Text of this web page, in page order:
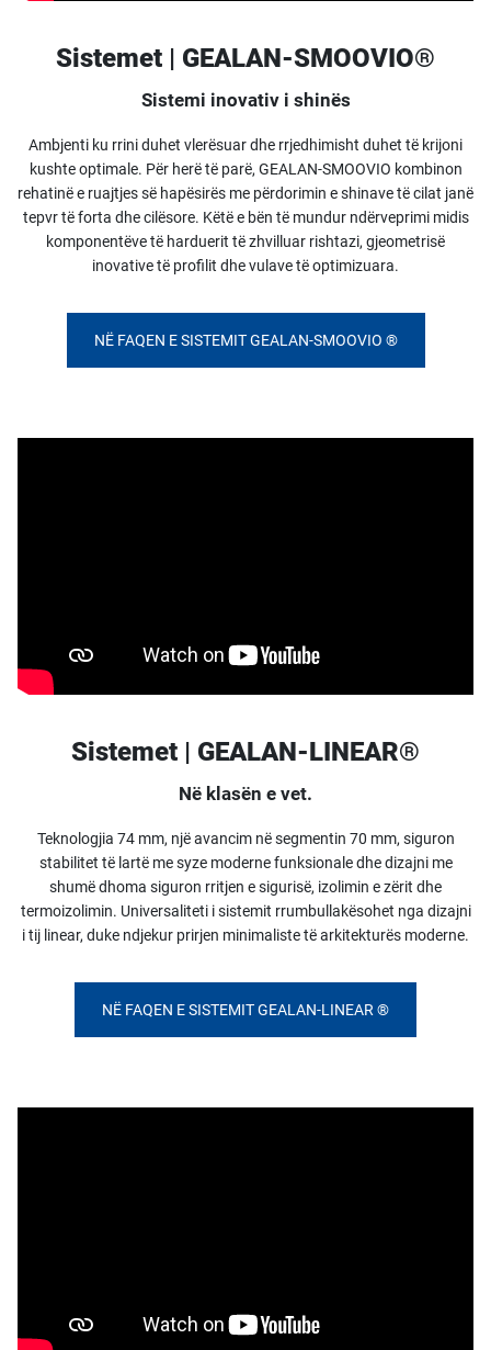
Sistemet | GEALAN-SMOOVIO®
Sistemi inovativ i shinës
Ambjenti ku rrini duhet vlerësuar dhe rrjedhimisht duhet të krijoni
kushte optimale. Për herë të parë, GEALAN-SMOOVIO kombinon
rehatinë e ruajtjes së hapësirës me përdorimin e shinave të cilat janë
tepvr të forta dhe cilësore. Këtë e bën të mundur ndërveprimi midis
komponentëve të harduerit të zhvilluar rishtazi, gjeometrisë
inovative të profilit dhe vulave të optimizuara.
NË FAQEN E SISTEMIT GEALAN-SMOOVIO ®
Sistemet | GEALAN-LINEAR®
Në klasën e vet.
Teknologjia 74 mm, një avancim në segmentin 70 mm, siguron
stabilitet të lartë me syze moderne funksionale dhe dizajni me
shumë dhoma siguron rritjen e sigurisë, izolimin e zërit dhe
termoizolimin. Universaliteti i sistemit rrumbullakësohet nga dizajni
i tij linear, duke ndjekur prirjen minimaliste të arkitekturës moderne.
NË FAQEN E SISTEMIT GEALAN-LINEAR ®